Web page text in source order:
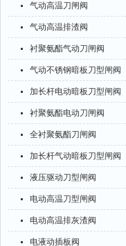
气动高温刀闸阀
气动高温排渣阀
衬聚氨酯气动刀闸阀
气动不锈钢暗板刀型闸阀
加长杆电动暗板刀型闸阀
衬聚氨酯电动刀闸阀
全衬聚氨酯刀闸阀
加长杆气动暗板刀型闸阀
液压驱动刀型闸阀
电动高温刀型闸阀
电动高温排灰渣阀
电液动插板阀